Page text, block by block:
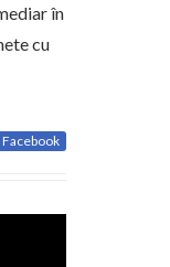
în
cu
Facebook